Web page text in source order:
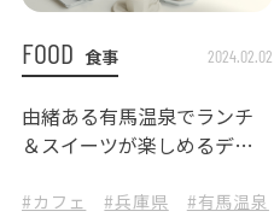
#レザーショップ #クラフトマ
#kaico #FORMLADY #ケト
FOOD 食事 2024.02.02
由緒ある有馬温泉でランチ
＆スイーツが楽しめるデザ
#カフェ #兵庫県 #有馬温泉